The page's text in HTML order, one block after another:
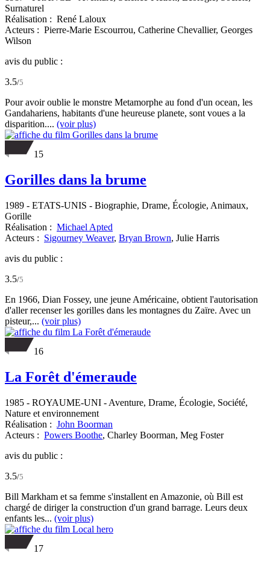
Surnaturel
Réalisation : René Laloux
Acteurs : Pierre-Marie Escourrou, Catherine Chevallier, Georges
Wilson
avis du public :
3.5/5
Pour avoir oublie le monstre Metamorphe au fond d'un ocean, les
Gandahariens, habitants d'une heureuse planete, sont voues a la
disparition.... (voir plus)
15
Gorilles dans la brume
1989 - ETATS-UNIS - Biographie, Drame, Écologie, Animaux,
Gorille
Réalisation : Michael Apted
Acteurs : Sigourney Weaver, Bryan Brown, Julie Harris
avis du public :
3.5/5
En 1966, Dian Fossey, une jeune Américaine, obtient l'autorisation
d'aller recenser les gorilles dans les montagnes du Zaïre. Avec un
pisteur,... (voir plus)
16
La Forêt d'émeraude
1985 - ROYAUME-UNI - Aventure, Drame, Écologie, Société,
Nature et environnement
Réalisation : John Boorman
Acteurs : Powers Boothe, Charley Boorman, Meg Foster
avis du public :
3.5/5
Bill Markham et sa femme s'installent en Amazonie, où Bill est
chargé de diriger la construction d'un grand barrage. Leurs deux
enfants les... (voir plus)
17